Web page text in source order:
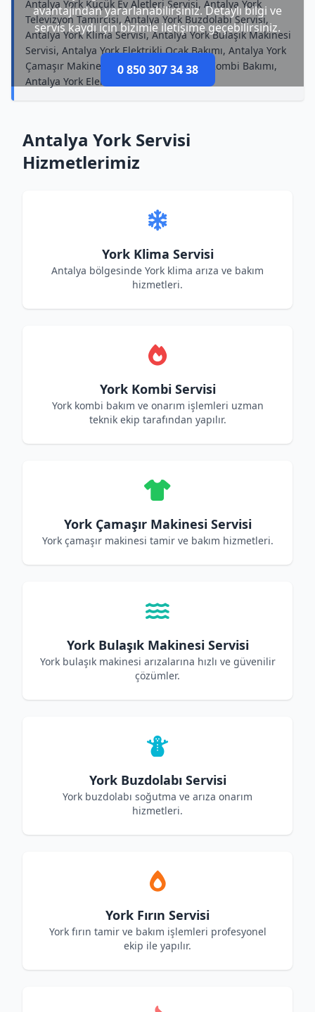
avantajından yararlanabilirsiniz. Detaylı bilgi ve
servis kaydı için bizimle iletişime geçebilirsiniz.
0 850 307 34 38
Antalya York Küçük Ev Aletleri Servisi, Antalya York
Televizyon Tamircisi, Antalya York Buzdolabı Servisi,
Antalya York Klima Servisi, Antalya York Bulaşık Makinesi
Servisi, Antalya York Elektrikli Ocak Bakımı, Antalya York
Çamaşır Makinesi Bakımı, Antalya York Kombi Bakımı,
Antalya York Elektrikli Ocak Onarımı
Antalya York Servisi
Hizmetlerimiz
York Klima Servisi
Antalya bölgesinde York klima arıza ve bakım
hizmetleri.
York Kombi Servisi
York kombi bakım ve onarım işlemleri uzman
teknik ekip tarafından yapılır.
York Çamaşır Makinesi Servisi
York çamaşır makinesi tamir ve bakım hizmetleri.
York Bulaşık Makinesi Servisi
York bulaşık makinesi arızalarına hızlı ve güvenilir
çözümler.
York Buzdolabı Servisi
York buzdolabı soğutma ve arıza onarım
hizmetleri.
York Fırın Servisi
York fırın tamir ve bakım işlemleri profesyonel
ekip ile yapılır.